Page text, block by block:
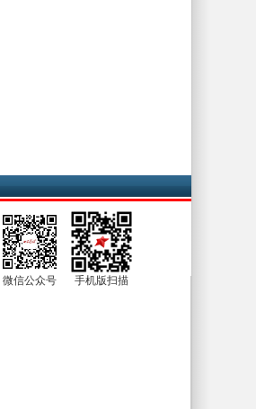
微信公众号 手机版扫描